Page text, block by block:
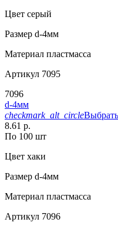
Цвет серый
Размер d-4мм
Материал пластмасса
Артикул 7095
7096
d-4мм
checkmark_alt_circleВыбрать
8.61 р.
По 100 шт
Цвет хаки
Размер d-4мм
Материал пластмасса
Артикул 7096